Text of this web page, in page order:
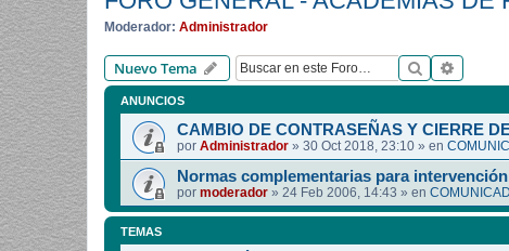
Moderador: Administrador
Nuevo Tema Buscar
ANUNCIOS
CAMBIO DE CONTRASEÑAS Y CIERRE
por Administrador » 30 Oct 2018, 23:10 » en
Normas complementarias para
por moderador » 24 Feb 2006, 14:43 » en
TEMAS